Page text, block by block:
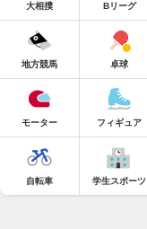
大相撲 Bリーグ
地方競馬 卓球
モーター フィギュア
自転車 学生スポーツ